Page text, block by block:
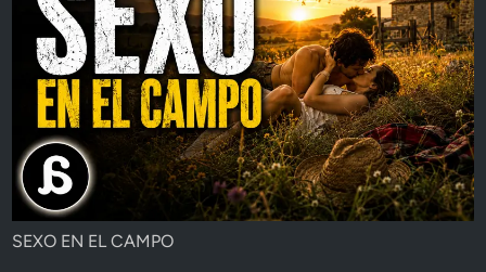
SEXO EN EL CAMPO